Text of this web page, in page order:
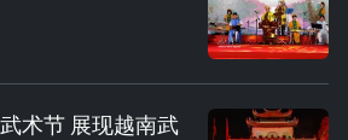
术节 展现越南武